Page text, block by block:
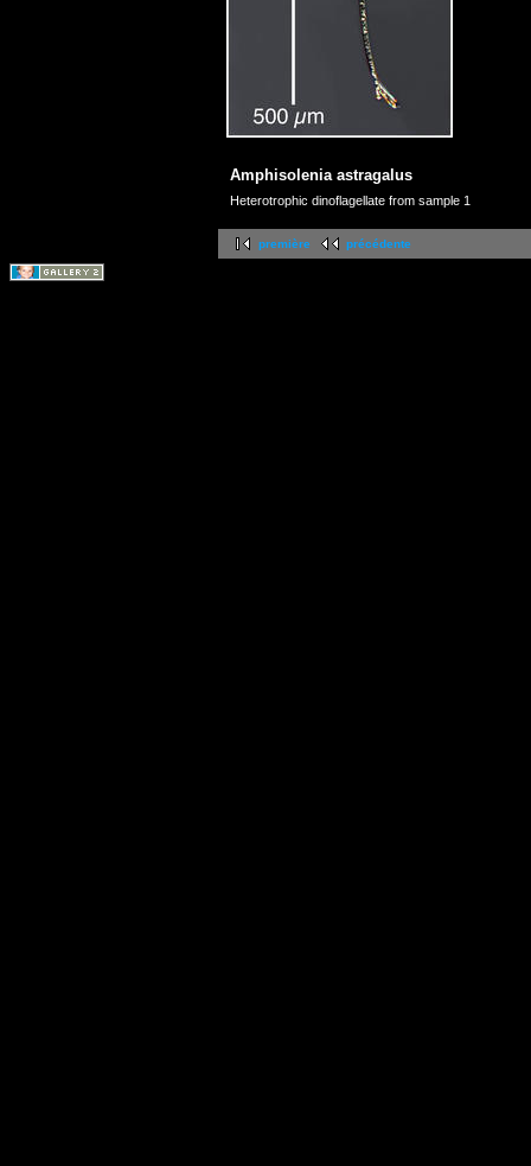
Amphisolenia astragalus
Heterotrophic dinoflagellate from sample 1
première précédente